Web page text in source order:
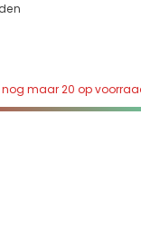
nog maar 20 op